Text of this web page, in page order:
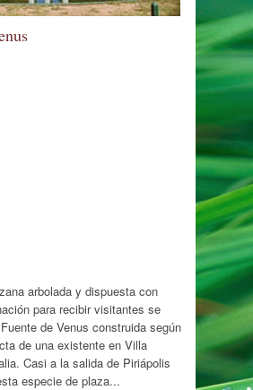
arbolada y dispuesta con
para recibir visitantes se
de Venus construida según
de una existente en Villa
Casi a la salida de Piriápolis
especie de plaza...